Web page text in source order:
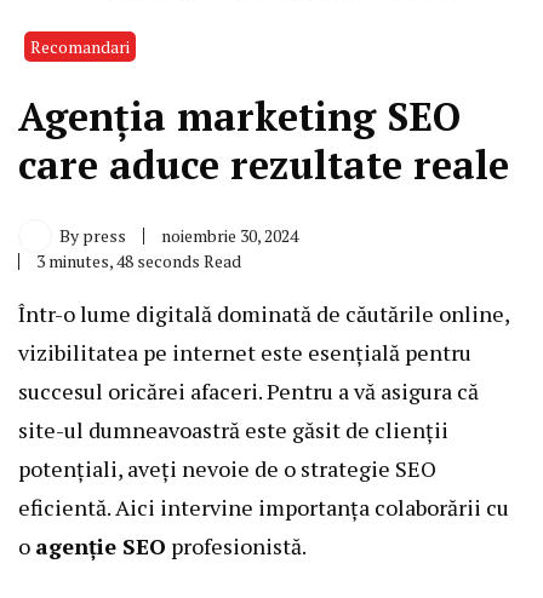
Recomandari
Agenția marketing SEO
care aduce rezultate reale
By press
noiembrie 30, 2024
3 minutes, 48 seconds Read
Într-o lume digitală dominată de căutările online,
vizibilitatea pe internet este esențială pentru
succesul oricărei afaceri. Pentru a vă asigura că
site-ul dumneavoastră este găsit de clienții
potențiali, aveți nevoie de o strategie SEO
eficientă. Aici intervine importanța colaborării cu
o agenție SEO profesionistă.